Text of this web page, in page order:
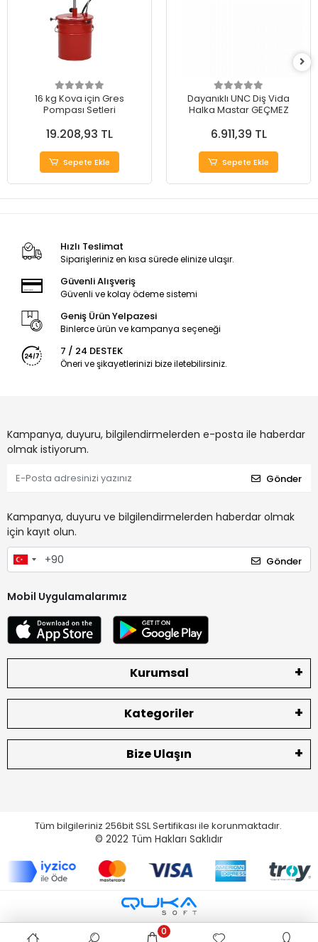
16 kg Kova için Gres
Pompası Setleri
19.208,93 TL
Sepete Ekle
Dayanıklı UNC Diş Vida
Halka Mastar GEÇMEZ
6.911,39 TL
Sepete Ekle
Hızlı Teslimat
Siparişleriniz en kısa sürede elinize ulaşır.
Güvenli Alışveriş
Güvenli ve kolay ödeme sistemi
Geniş Ürün Yelpazesi
Binlerce ürün ve kampanya seçeneği
7 / 24 DESTEK
Öneri ve şikayetlerinizi bize iletebilirsiniz.
Kampanya, duyuru, bilgilendirmelerden e-posta ile haberdar
olmak istiyorum.
Gönder
Kampanya, duyuru ve bilgilendirmelerden haberdar olmak
için kayıt olun.
Gönder
Mobil Uygulamalarımız
Kurumsal
Kategoriler
Bize Ulaşın
Tüm bilgileriniz 256bit SSL Sertifikası ile korunmaktadır.
© 2022 Tüm Hakları Saklıdır
0